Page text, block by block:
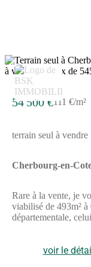
4
54 500 €111 €/m²
terrain seul à vendre
Cherbourg-en-
Rare à la vente, je
viabilisé de 493m²
départementale,
son emplacement
l'attractivité
proposés à la
voir le détail